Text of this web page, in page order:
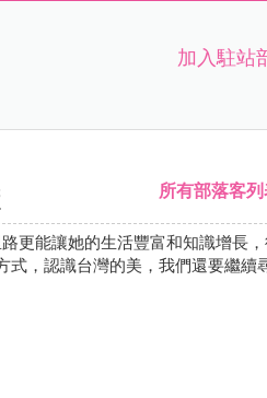
加入駐站
所有部落客
更能讓她的生活豐富和知識增長
式，認識台灣的美，我們還要繼續